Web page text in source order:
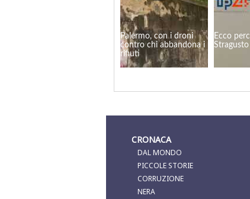
Palermo, con i droni
contro chi abbandona i
rifiuti
Ecco
Stragusto
CRONACA
DAL MONDO
PICCOLE STORIE
CORRUZIONE
NERA